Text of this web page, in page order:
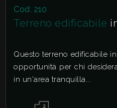
Cod. 210
Terreno edificabile
Questo terreno edificabile
opportunità per chi
in un'area tranquilla...